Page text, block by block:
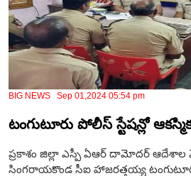
BIG NEWS Sep 01,2024 05:54 pm
టంగుటూరు పోలీస్ స్టేషన్లో
ప్రకాశం జిల్లా ఎస్పీ ఏఆర్ దామోదర్ ఆదేశాల
సింగరాయకొండ సీఐ హాజరత్తయ్య